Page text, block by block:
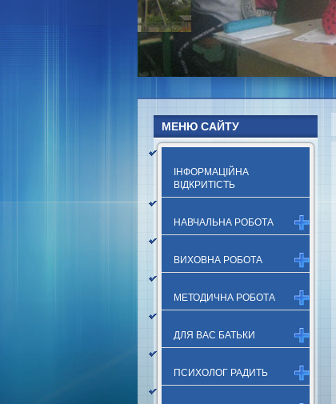
МЕНЮ САЙТУ
ІНФОРМАЦІЙНА
ВІДКРИТІСТЬ
НАВЧАЛЬНА РОБОТА
ВИХОВНА РОБОТА
МЕТОДИЧНА РОБОТА
ДЛЯ ВАС БАТЬКИ
ПСИХОЛОГ РАДИТЬ